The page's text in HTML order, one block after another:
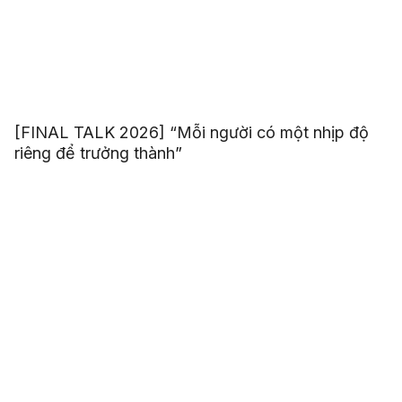
[FINAL TALK 2026] “Mỗi người có một nhịp độ
riêng để trưởng thành”